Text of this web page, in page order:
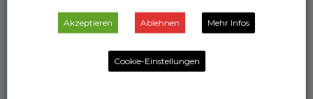
Akzeptieren Ablehnen Mehr Infos
Cookie-Einstellungen